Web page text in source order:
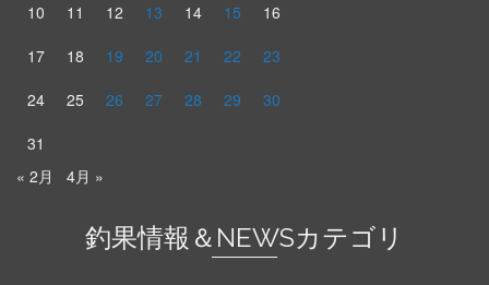
10
11 12 13 14 15
16
17
18 19 20 21 22
23
24
25 26 27 28 29
30
31
« 2月
4月 »
釣果情報＆NEWSカテゴリ